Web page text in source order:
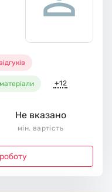
+12
Не вказано
мін. вартість